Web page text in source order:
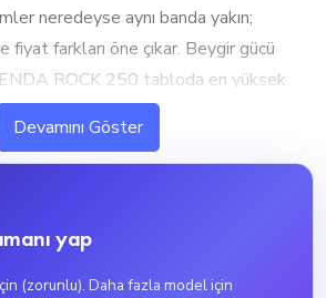
neredeyse aynı banda yakın;
fiyat farkları öne çıkar. Beygir gücü
ROCK 250 tabloda en yüksek
Aşağıdaki bölümlerde her kriteri
250 cc — günlük ve orta mesafe
Devamını Göster
yap
(zorunlu). Daha fazla model için